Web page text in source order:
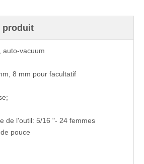
produit
auto-vacuum
8 mm pour facultatif
de l'outil: 5/16 "- 24 femmes
pouce